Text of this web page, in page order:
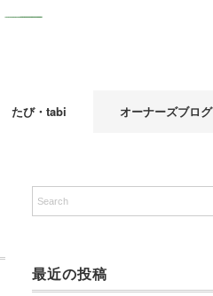
たび・tabi オーナーズブログ
最近の投稿